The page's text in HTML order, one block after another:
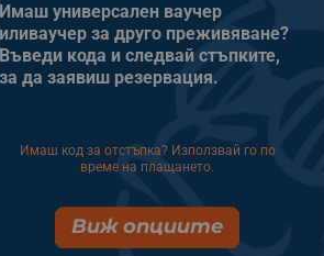
Имаш универсален ваучер
иливаучер за друго преживяване?
Въведи кода и следвай стъпките,
за да заявиш резервация.
Имаш код за отстъпка? Използвай го по
време на плащането.
Виж опциите